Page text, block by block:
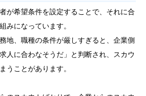
が希望条件を設定することで、それに合
みになっています。
地、職種の条件が厳しすぎると、企業側
人に合わなそうだ」と判断され、スカウ
うことがあります。